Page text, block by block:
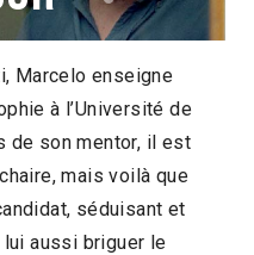
Argentine
Marcelo enseigne
à l’Université de
de son mentor, il est
mais voilà que
séduisant et
aussi briguer le